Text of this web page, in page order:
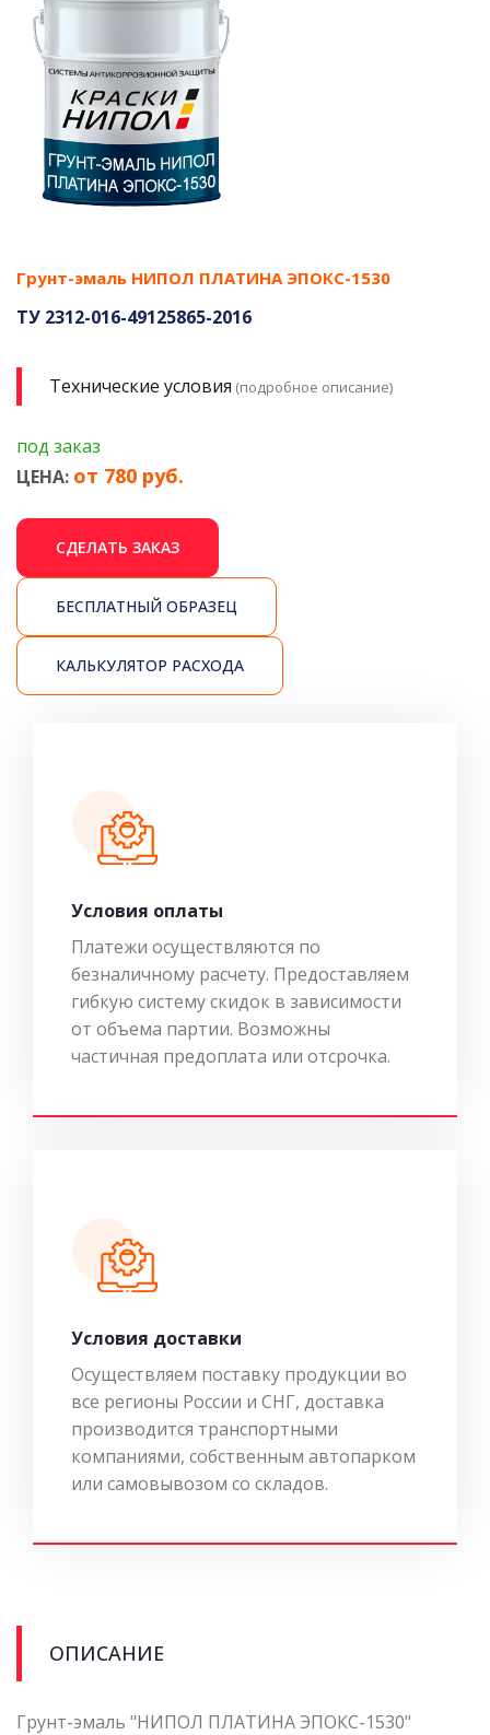
Грунт-эмаль НИПОЛ ПЛАТИНА ЭПОКС-1530
ТУ 2312-016-49125865-2016
Технические условия (подробное описание)
под заказ
ЦЕНА: от 780 руб.
СДЕЛАТЬ ЗАКАЗ
БЕСПЛАТНЫЙ ОБРАЗЕЦ
КАЛЬКУЛЯТОР РАСХОДА
Условия оплаты
Платежи осуществляются по
безналичному расчету. Предоставляем
гибкую систему скидок в зависимости
от объема партии. Возможны
частичная предоплата или отсрочка.
Условия доставки
Осуществляем поставку продукции во
все регионы России и СНГ, доставка
производится транспортными
компаниями, собственным автопарком
или самовывозом со складов.
ОПИСАНИЕ
Грунт-эмаль "НИПОЛ ПЛАТИНА ЭПОКС-1530"